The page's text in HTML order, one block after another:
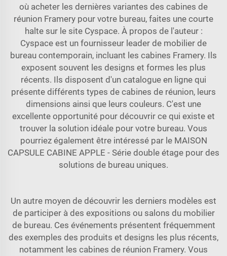
où acheter les dernières variantes des cabines de
réunion Framery pour votre bureau, faites une courte
halte sur le site Cyspace. À propos de l'auteur :
Cyspace est un fournisseur leader de mobilier de
bureau contemporain, incluant les cabines Framery. Ils
exposent souvent les designs et formes les plus
récents. Ils disposent d'un catalogue en ligne qui
présente différents types de cabines de réunion, leurs
dimensions ainsi que leurs couleurs. C'est une
excellente opportunité pour découvrir ce qui existe et
trouver la solution idéale pour votre bureau. Vous
pourriez également être intéressé par le MAISON
CAPSULE CABINE APPLE - Série double étage pour des
solutions de bureau uniques.
Un autre moyen de découvrir les derniers modèles est
de participer à des expositions ou salons du mobilier
de bureau. Ces événements présentent fréquemment
des exemples des produits et designs les plus récents,
notamment les cabines de réunion Framery. Vous